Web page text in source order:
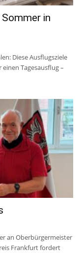
in
Diese Ausflugsziele
Tagesausflug –
an Oberbürgermeister
Frankfurt fordert